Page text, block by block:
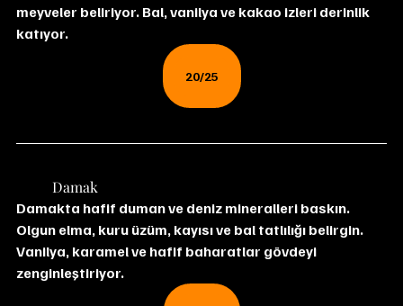
meyveler beliriyor. Bal, vanilya ve kakao izleri derinlik
katıyor.
20/25
	Damak
Damakta hafif duman ve deniz mineralleri baskın.
Olgun elma, kuru üzüm, kayısı ve bal tatlılığı belirgin.
Vanilya, karamel ve hafif baharatlar gövdeyi
zenginleştiriyor.